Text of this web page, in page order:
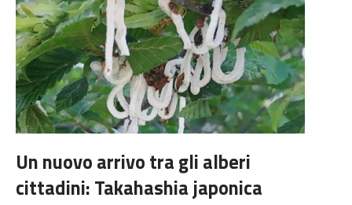
Un nuovo arrivo tra gli alberi
cittadini: Takahashia japonica